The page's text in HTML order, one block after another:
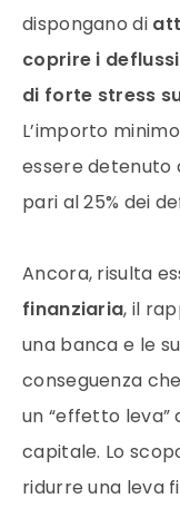
dispongano di
coprire i
di forte stress
L’importo
essere detenuto
pari al 25% dei
Ancora, risulta
finanziaria, il
una banca e le
conseguenza
un “effetto leva”
capitale. Lo
ridurre una leva